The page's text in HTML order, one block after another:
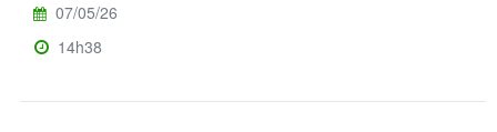
07/05/26
14h38